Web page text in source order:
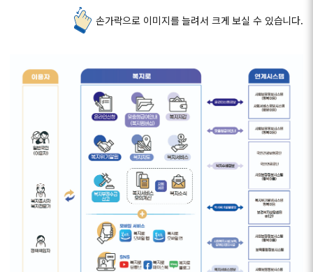
손가락으로 이미지를 늘려서 크게 보실 수 있습니다.